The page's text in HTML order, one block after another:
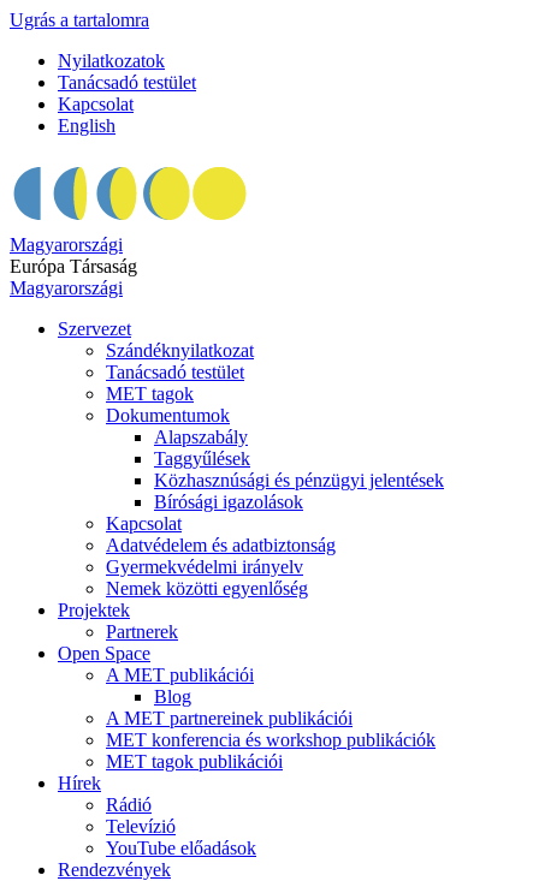
Ugrás a tartalomra
Nyilatkozatok
Tanácsadó testület
Kapcsolat
English
Magyarországi
Európa Társaság
Magyarországi
Szervezet
Szándéknyilatkozat
Tanácsadó testület
MET tagok
Dokumentumok
Alapszabály
Taggyűlések
Közhasznúsági és pénzügyi jelentések
Bírósági igazolások
Kapcsolat
Adatvédelem és adatbiztonság
Gyermekvédelmi irányelv
Nemek közötti egyenlőség
Projektek
Partnerek
Open Space
A MET publikációi
Blog
A MET partnereinek publikációi
MET konferencia és workshop publikációk
MET tagok publikációi
Hírek
Rádió
Televízió
YouTube előadások
Rendezvények